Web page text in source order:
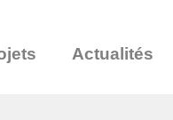
Actualités